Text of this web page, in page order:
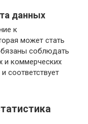
данных
к
может стать
соблюдать
и коммерческих
соответствует